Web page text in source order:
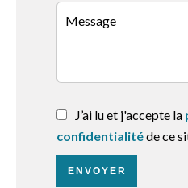
J’ai lu et j'accepte la
confidentialitéde ce
ENVOYER